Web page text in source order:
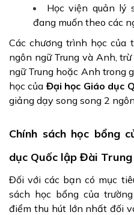
Học viện quản lý
đang muốn theo các
Các chương trình học của
ngôn ngữ Trung và Anh,
ngữ Trung hoặc Anh trong
học củaĐại học Giáo dục
giảng dạy song song 2
Chính sách học bổng
dục Quốc lập Đài Trung
Đối với các bạn có mục
sách học bổng của
điểm thu hút lớn nhất đối